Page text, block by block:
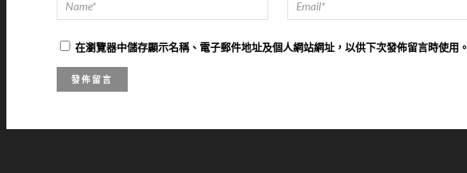
在瀏覽器中儲存顯示名稱、電子郵件地址及個人網站網址，以供下次發佈留言時使用。